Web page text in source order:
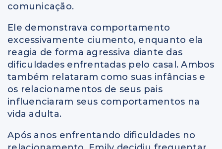
comunicação.
Ele demonstrava comportamento
excessivamente ciumento, enquanto ela
reagia de forma agressiva diante das
dificuldades enfrentadas pelo casal. Ambos
também relataram como suas infâncias e
os relacionamentos de seus pais
influenciaram seus comportamentos na
vida adulta.
Após anos enfrentando dificuldades no